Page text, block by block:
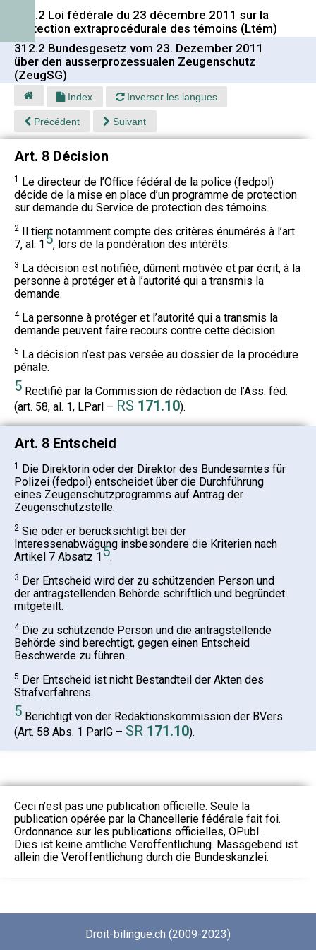
312.2 Loi fédérale du 23 décembre 2011 sur la
protection extraprocédurale des témoins (Ltém)
312.2 Bundesgesetz vom 23. Dezember 2011
über den ausserprozessualen Zeugenschutz
(ZeugSG)
Index Inverser les langues
Précédent Suivant
Art. 8 Décision
1 Le directeur de l’Office fédéral de la police (fedpol)
décide de la mise en place d’un programme de protection
sur demande du Service de protection des témoins.
2 Il tient notamment compte des critères énumérés à l’art.
7, al. 15, lors de la pondération des intérêts.
3 La décision est notifiée, dûment motivée et par écrit, à la
personne à protéger et à l’autorité qui a transmis la
demande.
4La personne à protéger et l’autorité qui a transmis la
demande peuvent faire recours contre cette décision.
5 La décision n’est pas versée au dossier de la procédure
pénale.
5 Rectifié par la Commission de rédaction de l’Ass. féd.
(art. 58, al. 1, LParl – RS 171.10).
Art. 8 Entscheid
1 Die Direktorin oder der Direktor des Bundesamtes für
Polizei (fedpol) entscheidet über die Durchführung
eines Zeugenschutzprogramms auf Antrag der
Zeugenschutzstelle.
2 Sie oder er berücksichtigt bei der
Interessenabwägung insbesondere die Kriterien nach
Artikel 7 Absatz 15.
3 Der Entscheid wird der zu schützenden Person und
der antragstellenden Behörde schriftlich und begründet
mitgeteilt.
4Die zu schützende Person und die antragstellende
Behörde sind berechtigt, gegen einen Entscheid
Beschwerde zu führen.
5 Der Entscheid ist nicht Bestandteil der Akten des
Strafverfahrens.
5 Berichtigt von der Redaktionskommission der BVers
(Art. 58 Abs. 1 ParlG – SR 171.10).
Ceci n’est pas une publication officielle. Seule la
publication opérée par la Chancellerie fédérale fait foi.
Ordonnance sur les publications officielles, OPubl.
Dies ist keine amtliche Veröffentlichung. Massgebend ist
allein die Veröffentlichung durch die Bundeskanzlei.
Droit-bilingue.ch (2009-2023)